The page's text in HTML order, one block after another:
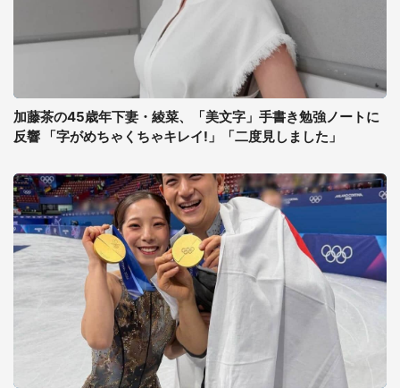
加藤茶の45歳年下妻・綾菜、「美文字」手書き勉強ノートに
反響 「字がめちゃくちゃキレイ!」「二度見しました」